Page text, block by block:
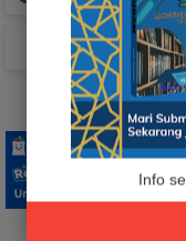
Info
TikTok